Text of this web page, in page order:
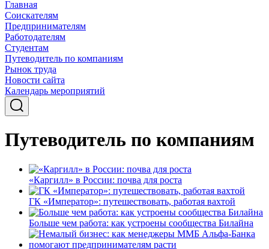
Главная
Соискателям
Предпринимателям
Работодателям
Студентам
Путеводитель по компаниям
Рынок труда
Новости сайта
Календарь мероприятий
Путеводитель по компаниям
«Каргилл» в России: почва для роста
ГК «Император»: путешествовать, работая вахтой
Больше чем работа: как устроены сообщества Билайна